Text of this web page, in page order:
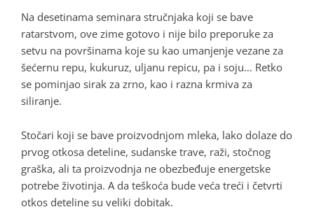
Na desetinama seminara stručnjaka koji se bave
ratarstvom, ove zime gotovo i nije bilo preporuke za
setvu na površinama koje su kao umanjenje vezane za
šećernu repu, kukuruz, uljanu repicu, pa i soju… Retko
se pominjao sirak za zrno, kao i razna krmiva za
siliranje.
Stočari koji se bave proizvodnjom mleka, lako dolaze do
prvog otkosa deteline, sudanske trave, raži, stočnog
graška, ali ta proizvodnja ne obezbeđuje energetske
potrebe životinja. A da teškoća bude veća treći i četvrti
otkos deteline su veliki dobitak.